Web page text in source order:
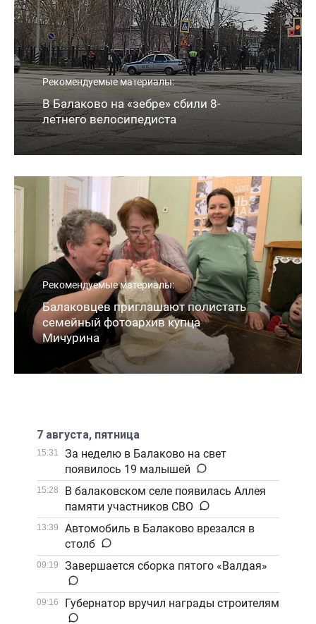
Рекомендуемые материалы:
В Балаково на «зебре» сбили 8-
летнего велосипедиста
Рекомендуемые материалы:
Балаковцев приглашают полистать
семейный фотоархив купца
Мичурина
7 августа, пятница
15:31
За неделю в Балаково на свет
появилось 19 малышей
15:28
В балаковском селе появилась Аллея
памяти участников СВО
13:39
Автомобиль в Балаково врезался в
столб
09:19 Завершается сборка пятого «Валдая»
09:16 Губернатор вручил награды строителям